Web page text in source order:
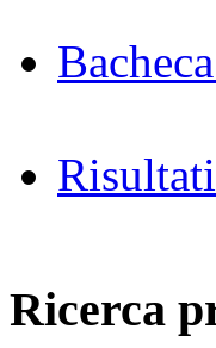
Ricerca